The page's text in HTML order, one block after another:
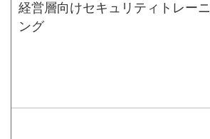
経営層向けセキュリティトレーニ
ング